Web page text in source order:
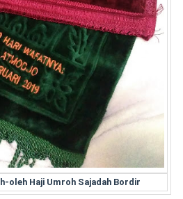
oleh Haji Umroh Sajadah Bordir